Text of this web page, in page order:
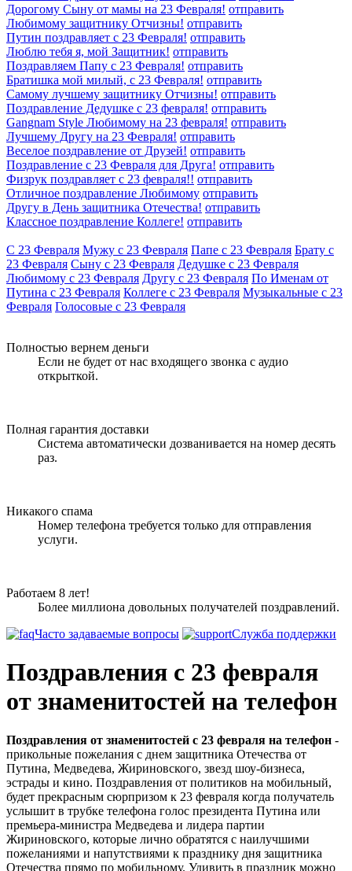
Дорогому Сыну от мамы на 23 Февраля! отправить
Любимому защитнику Отчизны! отправить
Путин поздравляет с 23 Февраля! отправить
Люблю тебя я, мой Защитник! отправить
Поздравляем Папу с 23 Февраля! отправить
Братишка мой милый, с 23 Февраля! отправить
Самому лучшему защитнику Отчизны! отправить
Поздравление Дедушке с 23 февраля! отправить
Gangnam Style Любимому на 23 февраля! отправить
Лучшему Другу на 23 Февраля! отправить
Веселое поздравление от Друзей! отправить
Поздравление с 23 Февраля для Друга! отправить
Физрук поздравляет с 23 февраля!! отправить
Отличное поздравление Любимому отправить
Другу в День защитника Отечества! отправить
Классное поздравление Коллеге! отправить
С 23 Февраля Мужу с 23 Февраля Папе с 23 Февраля Брату с
23 Февраля Сыну с 23 Февраля Дедушке с 23 Февраля
Любимому с 23 Февраля Другу с 23 Февраля По Именам от
Путина с 23 Февраля Коллеге с 23 Февраля Музыкальные с 23
Февраля Голосовые с 23 Февраля
Полностью вернем деньги
Если не будет от нас входящего звонка с аудио
открыткой.
Полная гарантия доставки
Система автоматически дозванивается на номер десять
раз.
Никакого спама
Номер телефона требуется только для отправления
услуги.
Работаем 8 лет!
Более миллиона довольных получателей поздравлений.
Часто задаваемые вопросы
Служба поддержки
Поздравления с 23 февраля
от знаменитостей на телефон
Поздравления от знаменитостей с 23 февраля на телефон -
прикольные пожелания с днем защитника Отечества от
Путина, Медведева, Жириновского, звезд шоу-бизнеса,
эстрады и кино. Поздравления от политиков на мобильный,
будет прекрасным сюрпризом к 23 февраля когда получатель
услышит в трубке телефона голос президента Путина или
премьера-министра Медведева и лидера партии
Жириновского, которые лично обратятся с наилучшими
пожеланиями и напутствиями к празднику дня защитника
Отечества прямо по мобильному. Удивить в праздник можно